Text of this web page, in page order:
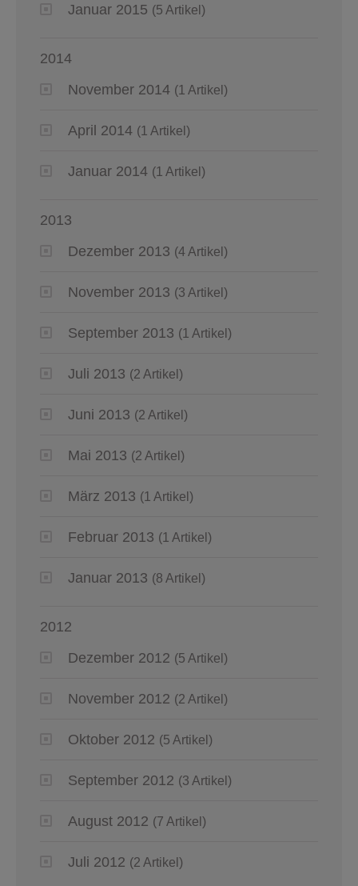
Januar 2015 (5 Artikel)
2014
November 2014 (1 Artikel)
April 2014 (1 Artikel)
Januar 2014 (1 Artikel)
2013
Dezember 2013 (4 Artikel)
November 2013 (3 Artikel)
September 2013 (1 Artikel)
Juli 2013 (2 Artikel)
Juni 2013 (2 Artikel)
Mai 2013 (2 Artikel)
März 2013 (1 Artikel)
Februar 2013 (1 Artikel)
Januar 2013 (8 Artikel)
2012
Dezember 2012 (5 Artikel)
November 2012 (2 Artikel)
Oktober 2012 (5 Artikel)
September 2012 (3 Artikel)
August 2012 (7 Artikel)
Juli 2012 (2 Artikel)